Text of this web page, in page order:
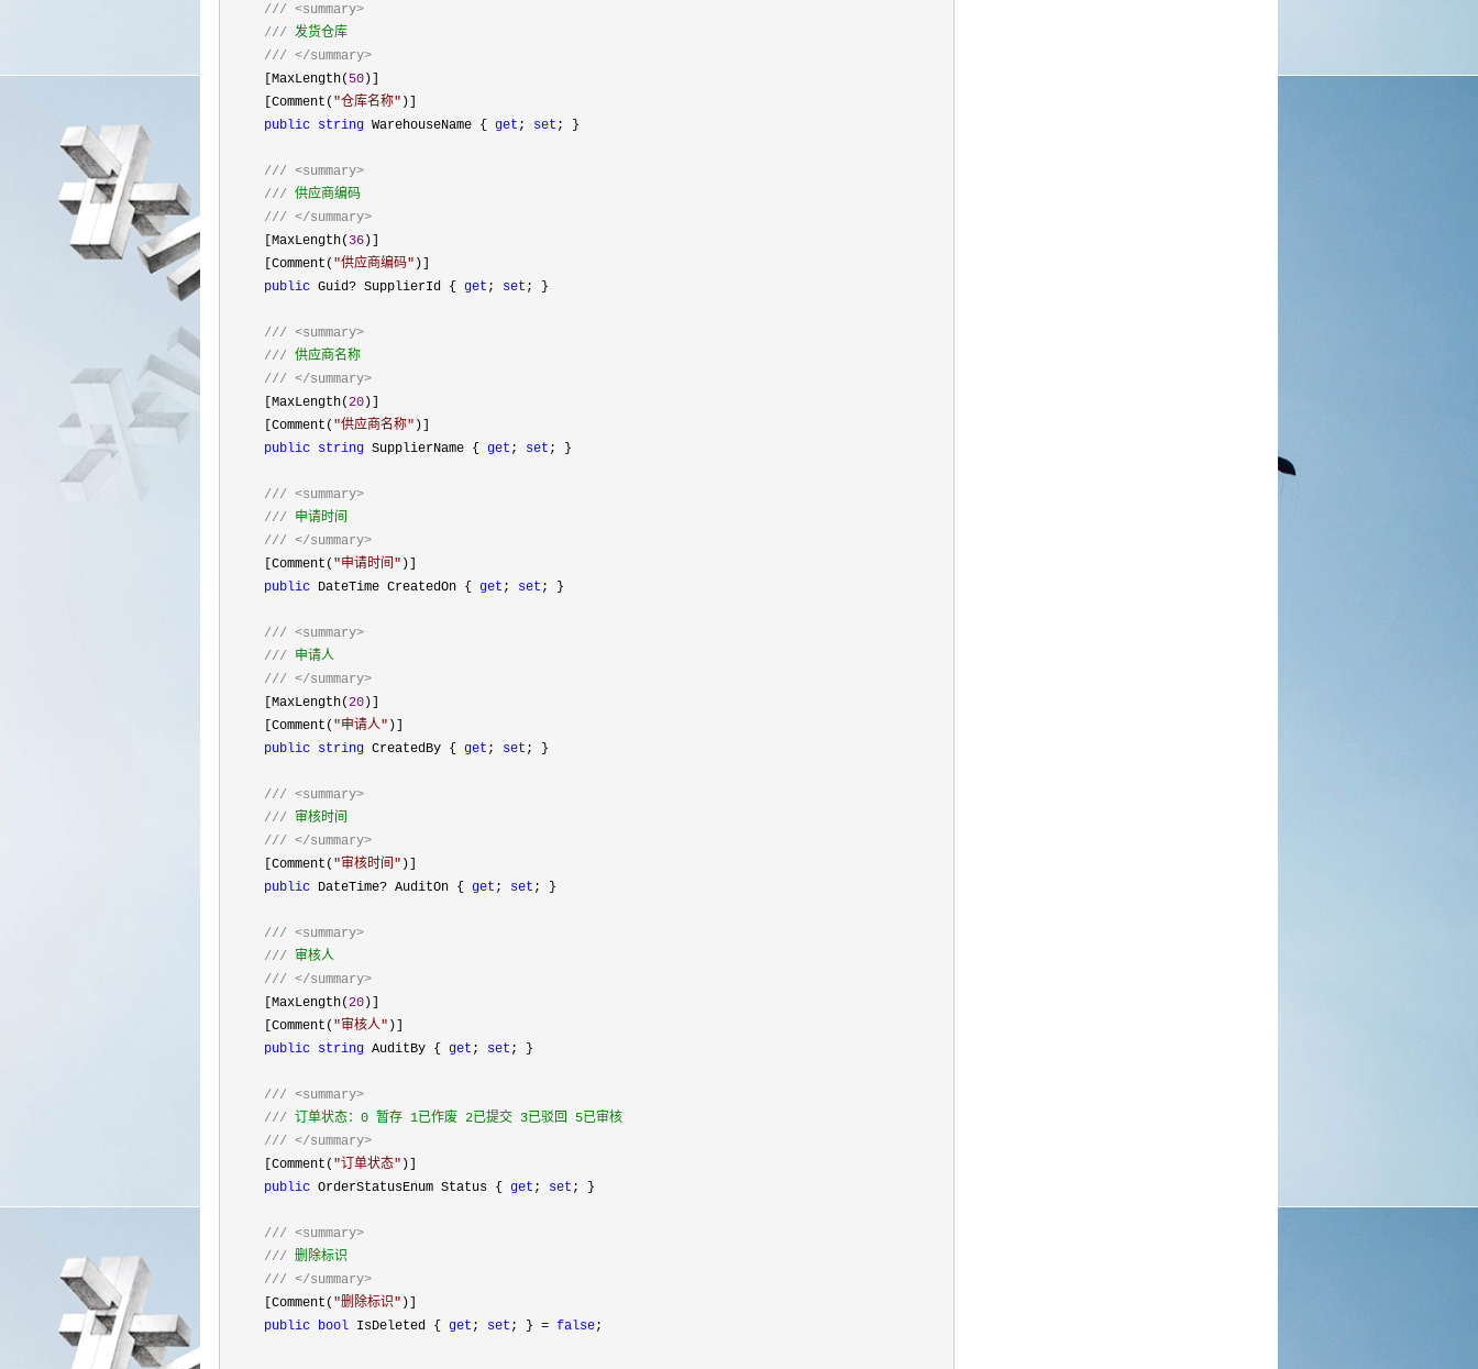
/// <summary>
/// 发货仓库
/// </summary>
     [MaxLength(
50 )]
     [Comment(
"仓库名称" )]
public string WarehouseName { get ; set ; }
/// <summary>
/// 供应商编码
/// </summary>
     [MaxLength(
36 )]
     [Comment(
"供应商编码" )]
public Guid? SupplierId { get ; set ; }
/// <summary>
/// 供应商名称
/// </summary>
     [MaxLength(
20 )]
     [Comment(
"供应商名称" )]
public string SupplierName { get ; set ; }
/// <summary>
/// 申请时间
/// </summary>
     [Comment(
"申请时间" )]
public DateTime CreatedOn { get ; set ; }
/// <summary>
/// 申请人
/// </summary>
     [MaxLength(
20 )]
     [Comment(
"申请人" )]
public string CreatedBy { get ; set ; }
/// <summary>
/// 审核时间
/// </summary>
     [Comment(
"审核时间" )]
public DateTime? AuditOn { get ; set ; }
/// <summary>
/// 审核人
/// </summary>
     [MaxLength(
20 )]
     [Comment(
"审核人" )]
public string AuditBy { get ; set ; }
/// <summary>
/// 订单状态：0 暂存 1已作废 2已提交 3已驳回 5已审核
/// </summary>
     [Comment(
"订单状态" )]
public OrderStatusEnum Status { get ; set ; }
/// <summary>
/// 删除标识
/// </summary>
     [Comment(
"删除标识" )]
public bool IsDeleted { get ; set ; } = false;